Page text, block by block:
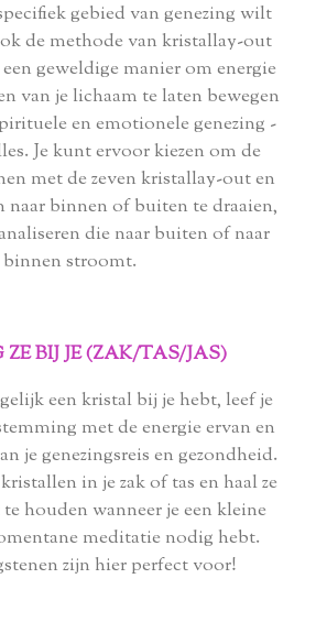
gebied van genezing wilt
de methode van kristallay-out
geweldige manier om energie
van je lichaam te laten bewegen
en emotionele genezing -
Je kunt ervoor kiezen om de
met de zeven kristallay-out en
naar binnen of buiten te draaien,
die naar buiten of naar
binnen stroomt.
BIJ JE (ZAK/TAS/JAS)
een kristal bij je hebt, leef je
met de energie ervan en
je genezingsreis en gezondheid.
in je zak of tas en haal ze
houden wanneer je een kleine
meditatie nodig hebt.
zijn hier perfect voor!